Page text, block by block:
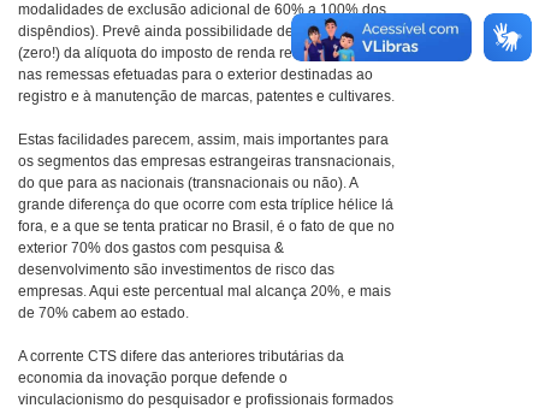
modalidades de exclusão adicional de 60% a 100% dos
dispêndios). Prevê ainda possibilidade de redução a 0
(zero!) da alíquota do imposto de renda retido na fonte
nas remessas efetuadas para o exterior destinadas ao
registro e à manutenção de marcas, patentes e cultivares.
Estas facilidades parecem, assim, mais importantes para
os segmentos das empresas estrangeiras transnacionais,
do que para as nacionais (transnacionais ou não). A
grande diferença do que ocorre com esta tríplice hélice lá
fora, e a que se tenta praticar no Brasil, é o fato de que no
exterior 70% dos gastos com pesquisa &
desenvolvimento são investimentos de risco das
empresas. Aqui este percentual mal alcança 20%, e mais
de 70% cabem ao estado.
A corrente CTS difere das anteriores tributárias da
economia da inovação porque defende o
vinculacionismo do pesquisador e profissionais formados